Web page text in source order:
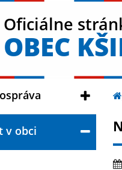
Oficiálne
OBEC
v obci